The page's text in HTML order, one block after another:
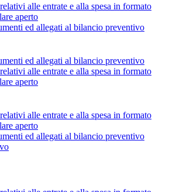
alle entrate e alla spesa in formato
aperto
ed allegati al bilancio preventivo
ed allegati al bilancio preventivo
alle entrate e alla spesa in formato
aperto
alle entrate e alla spesa in formato
aperto
ed allegati al bilancio preventivo